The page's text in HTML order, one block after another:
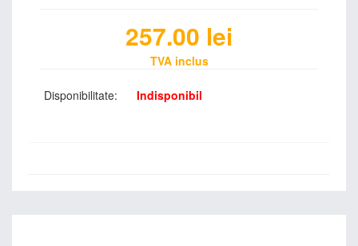
257.00 lei
TVA inclus
Disponibilitate: Indisponibil